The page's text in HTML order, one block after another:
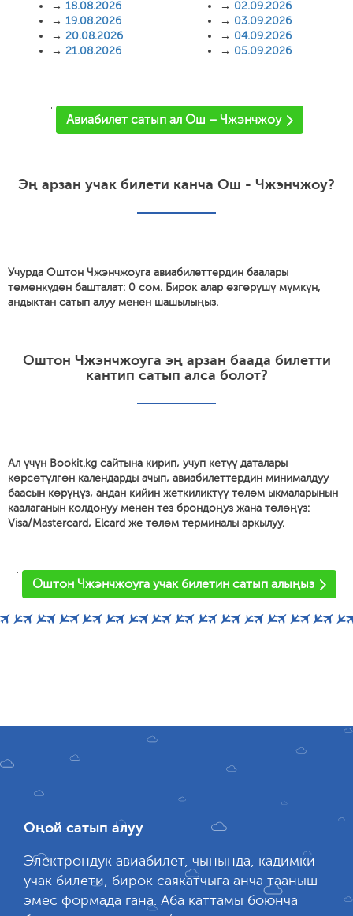
→ 18.08.2026
→ 19.08.2026
→ 20.08.2026
→ 21.08.2026
→ 02.09.2026
→ 03.09.2026
→ 04.09.2026
→ 05.09.2026
'
Авиабилет сатып ал Ош – Чжэнчжоу
Эң арзан учак билети канча Ош - Чжэнчжоу?
Учурда Оштон Чжэнчжоуга авиабилеттердин баалары
төмөнкүдөн башталат: 0 сом. Бирок алар өзгөрүшү мүмкүн,
андыктан сатып алуу менен шашылыңыз.
Оштон Чжэнчжоуга эң арзан баада билетти
кантип сатып алса болот?
Ал үчүн Bookit.kg сайтына кирип, учуп кетүү даталары
көрсөтүлгөн календарды ачып, авиабилеттердин минималдуу
баасын көрүңүз, андан кийин жеткиликтүү төлөм ыкмаларынын
каалаганын колдонуу менен тез брондоңуз жана төлөңүз:
Visa/Mastercard, Elcard же төлөм терминалы аркылуу.
'
Оштон Чжэнчжоуга учак билетин сатып алыңыз
Оңой сатып алуу
Электрондук авиабилет, чынында, кадимки
учак билети, бирок саякатчыга анча тааныш
эмес формада гана. Аба каттамы боюнча